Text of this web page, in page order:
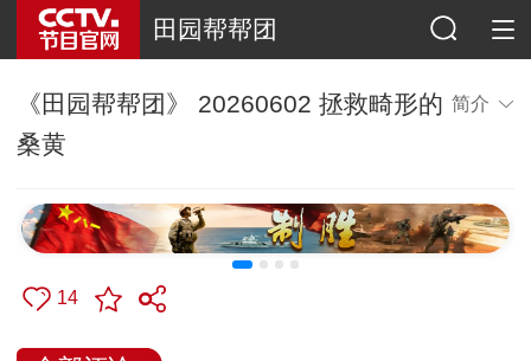
田园帮帮团
《田园帮帮团》 20260602 拯救畸形的
桑黄
简介
14